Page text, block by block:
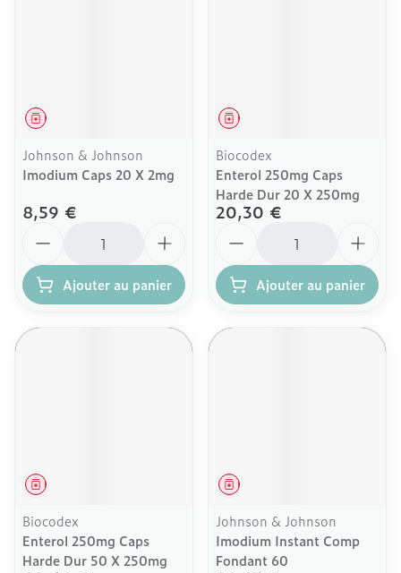
Médicament
Johnson & Johnson
Imodium Caps 20 X 2mg
8,59 €
Ajouter au panier
Médicament
Biocodex
Enterol 250mg Caps
Harde Dur 20 X 250mg
20,30 €
Ajouter au panier
Médicament
Biocodex
Enterol 250mg Caps
Harde Dur 50 X 250mg
Médicament
Johnson & Johnson
Imodium Instant Comp
Fondant 60